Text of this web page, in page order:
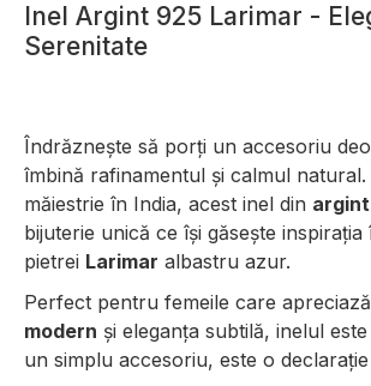
Inel Argint 925 Larimar -
Serenitate
Îndrăznește să porți un accesoriu
îmbină rafinamentul și calmul
măiestrie în India, acest inel din
bijuterie unică ce își găsește
pietrei Larimar albastru azur.
Perfect pentru femeile care
modern și eleganța subtilă, inelul
un simplu accesoriu, este o declarație